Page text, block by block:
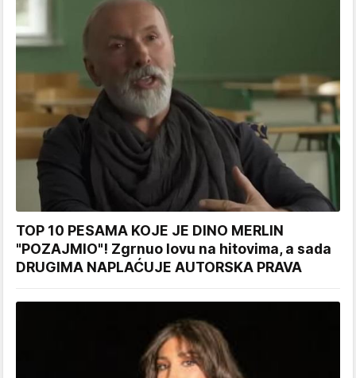
TOP 10 PESAMA KOJE JE DINO MERLIN
"POZAJMIO"! Zgrnuo lovu na hitovima, a sada
DRUGIMA NAPLAĆUJE AUTORSKA PRAVA